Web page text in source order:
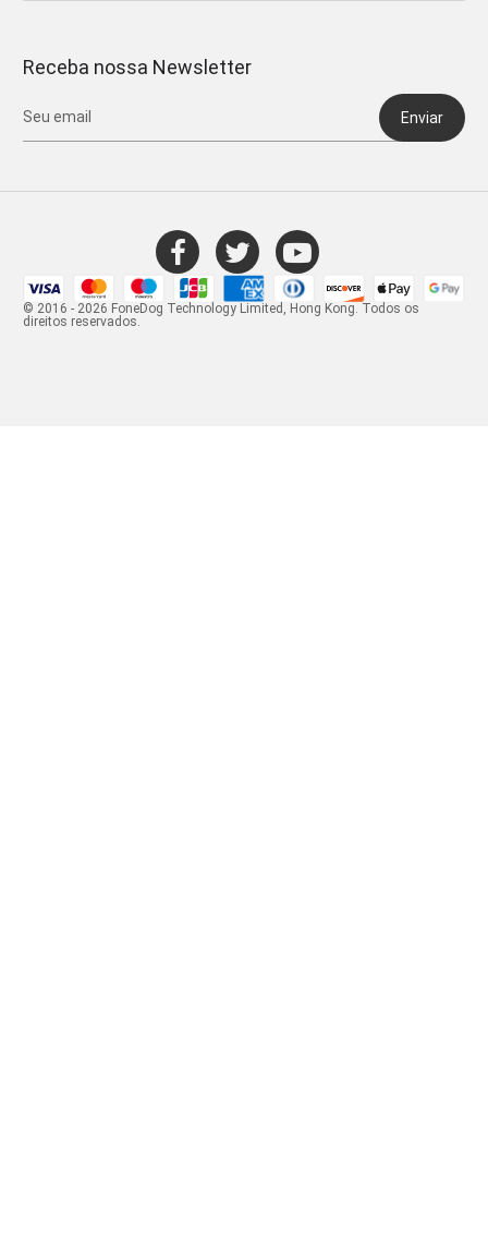
Receba nossa Newsletter
Enviar
© 2016 - 2026 FoneDog Technology Limited, Hong Kong. Todos os
direitos reservados.